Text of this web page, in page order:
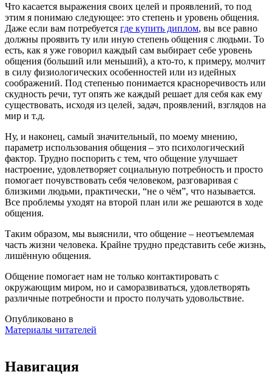
Что касается выражения своих целей и проявлений, то под
этим я понимаю следующее: это степень и уровень общения.
Даже если вам потребуется где купить диплом, вы все равно
должны проявить ту или иную степень общения с людьми. То
есть, как я уже говорил каждый сам выбирает себе уровень
общения (больший или меньший), а кто-то, к примеру, молчит
в силу физиологических особенностей или из идейных
соображений. Под степенью понимается красноречивость или
скудность речи, тут опять же каждый решает для себя как ему
существовать, исходя из целей, задач, проявлений, взглядов на
мир и т.д.
Ну, и наконец, самый значительный, по моему мнению,
параметр использования общения – это психологический
фактор. Трудно поспорить с тем, что общение улучшает
настроение, удовлетворяет социальную потребность и просто
помогает почувствовать себя человеком, разговаривая с
близкими людьми, практически, “не о чём”, что называется.
Все проблемы уходят на второй план или же решаются в ходе
общения.
Таким образом, мы выяснили, что общение – неотъемлемая
часть жизни человека. Крайне трудно представить себе жизнь,
лишённую общения.
Общение помогает нам не только контактировать с
окружающим миром, но и саморазвиваться, удовлетворять
различные потребности и просто получать удовольствие.
Опубликовано в
Материалы читателей
Навигация